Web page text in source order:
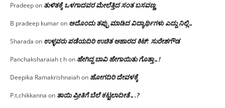
Pradeepon ತುಳಿತಕ್ಕೆ ಒಳಗಾದವರ ಮೇಲೆತ್ತಿದ ಸಂತ ಬಸವಣ್ಣ
B pradeep kumaron ಅದೊಂದು ತಪ್ಪು ಮಾಡಿದ ವಿದ್ಯಾರ್ಥಿಗಳು ಎದ್ದು ನಿಲ್ಲಿ…
Sharada on ಉಳ್ಳವರು ಪಡೆಯದಿರಿ ಉಚಿತ ಆಹಾರದ ಕಿಟ್: ಸುರೇಶಗೌಡ
Panchaksharaiah t hon ಹೇಗಿದ್ದ ಬಾವಿ ಹೇಗಾಯಿತು ಗೊತ್ತಾ…!
Deepika Ramakrishnaiahon ಹೋಗದಿರಿ ದೇವಳಕ್ಕೆ
P.t.chikkanna on ತಾಯಿ ಪ್ರೀತಿಗೆ ಬೆಲೆ ಕಟ್ಟಲಾದೀತೆ….?